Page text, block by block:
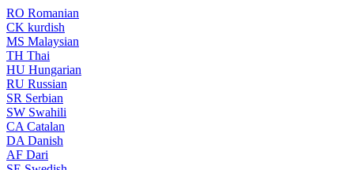
RO Romanian
CK kurdish
MS Malaysian
TH Thai
HU Hungarian
RU Russian
SR Serbian
SW Swahili
CA Catalan
DA Danish
AF Dari